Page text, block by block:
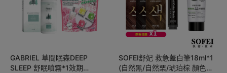
GABRIEL 草間眠森DEEP
SLEEP 舒眠噴霧*1效期
SOFEI舒妃 救急蓋白筆18ml*1
(自然黑/自然栗/琥珀棕 顏色任